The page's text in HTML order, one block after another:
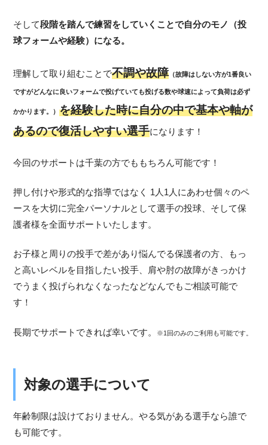
そして段階を踏んで練習をしていくことで自分のモノ（投
球フォームや経験）になる。
理解して取り組むことで不調や故障（故障はしない方が1番良い
ですがどんなに良いフォームで投げていても投げる数や球速によって負荷は必ず
かかります。）を経験した時に自分の中で基本や軸が
あるので復活しやすい選手になります！
今回のサポートは千葉の方でももちろん可能です！
押し付けや形式的な指導ではなく 1人1人にあわせ個々のペ
ースを大切に完全パーソナルとして選手の投球、そして保
護者様を全面サポートいたします。
お子様と周りの投手で差があり悩んでる保護者の方、もっ
と高いレベルを目指したい投手、肩や肘の故障がきっかけ
でうまく投げられなくなったなどなんでもご相談可能で
す！
長期でサポートできれば幸いです。 ※1回のみのご利用も可能です。
対象の選手について
年齢制限は設けておりません。やる気がある選手なら誰で
も可能です。